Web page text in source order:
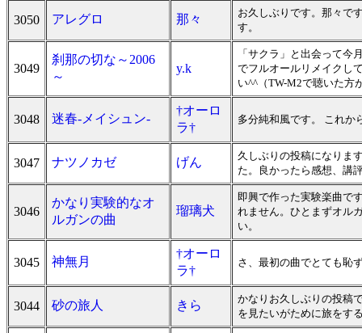
3050 アレグロ 那々
お久しぶりです。那々で
す。
3049
刹那の切な～2006
～
y.k
「サクラ」と出会って今
でフルオールリメイクし
い^^（TW-M2で聴いた方
3048 迷春-メイシュン-
†オーロ
ラ†
多分純和風です。 これか
3047 ナツノカゼ げん
久しぶりの投稿になりま
た。良かったら感想、講
3046
かなり実験的なオ
ルガンの曲
瑠璃犬
即興で作った実験楽曲で
れません。ひとまずオル
い。
3045 神無月
†オーロ
ラ†
さ、最初の曲でとても恥
3044 砂の旅人 きら
かなりお久しぶりの投稿
を見たいがために旅をす